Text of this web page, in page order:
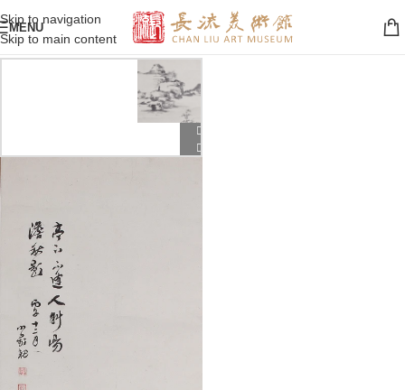
Skip to navigation
Skip to main content
MENU